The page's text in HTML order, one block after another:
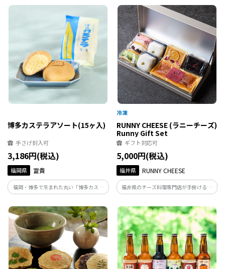
ールをアーモンド風味の濃くのあるスポ
スローフードの考え方に基づいて製造し
ています。
博多カステラアソート(15ヶ入)
手さげ封入可
3,186円(税込)
福岡県 富貴
福岡・博多で生まれた丸い「博多カステ
ラ」の3つの味が1箱に入りました！
RUNNY CHEESE (ラニーチーズ)
Runny Gift Set
ギフト対応可
5,000円(税込)
福井県 RUNNY CHEESE
福井県のチーズ料理専門店が手掛ける厳
選スイーツを詰合せにしました。 特別な
ギフトにいかがでしょうか？こちらは高
級感のある専用ギフトボックスにお入れ
してのお届けです。